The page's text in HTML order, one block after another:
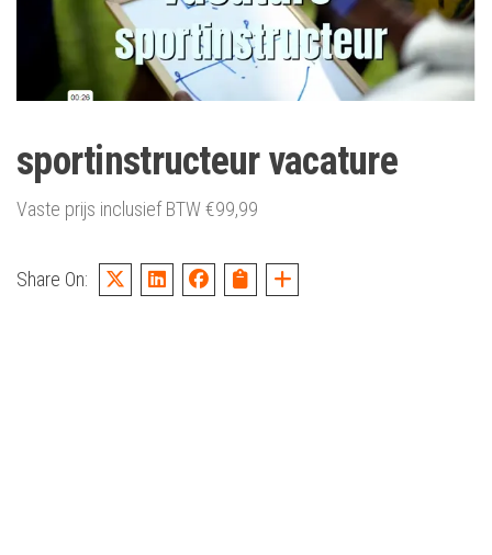
sportinstructeur vacature
Vaste prijs inclusief BTW€99,99
Share On: